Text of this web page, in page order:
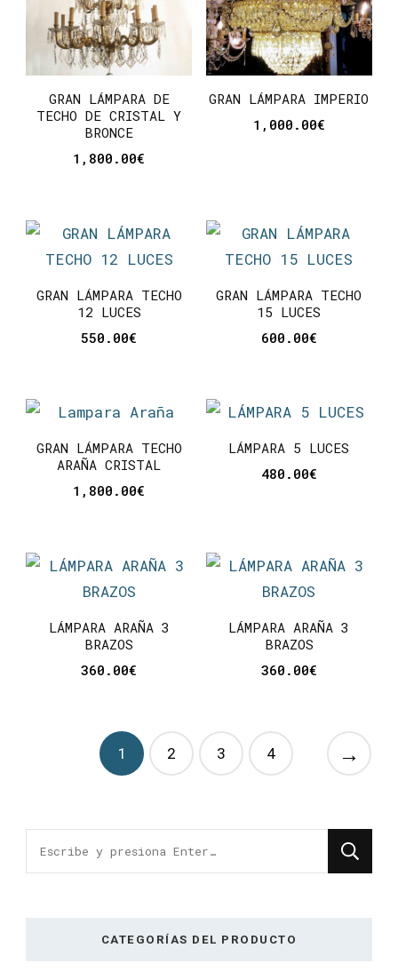
GRAN LÁMPARA DE
TECHO DE CRISTAL Y
BRONCE
1,800.00€
GRAN LÁMPARA IMPERIO
1,000.00€
GRAN LÁMPARA TECHO
12 LUCES
550.00€
GRAN LÁMPARA TECHO
15 LUCES
600.00€
GRAN LÁMPARA TECHO
ARAÑA CRISTAL
1,800.00€
LÁMPARA 5 LUCES
480.00€
LÁMPARA ARAÑA 3
BRAZOS
360.00€
LÁMPARA ARAÑA 3
BRAZOS
360.00€
1 2 3 4 →
CATEGORÍAS DEL PRODUCTO